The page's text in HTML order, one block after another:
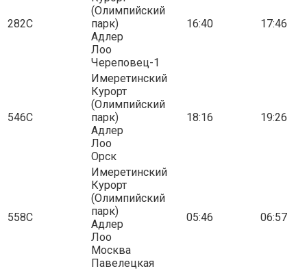
282С
(Олимпийский
парк)
Адлер
Лоо
Череповец-1
16:40 17:46
546С
Имеретинский
Курорт
(Олимпийский
парк)
Адлер
Лоо
Орск
18:16 19:26
558С
Имеретинский
Курорт
(Олимпийский
парк)
Адлер
Лоо
Москва
Павелецкая
05:46 06:57